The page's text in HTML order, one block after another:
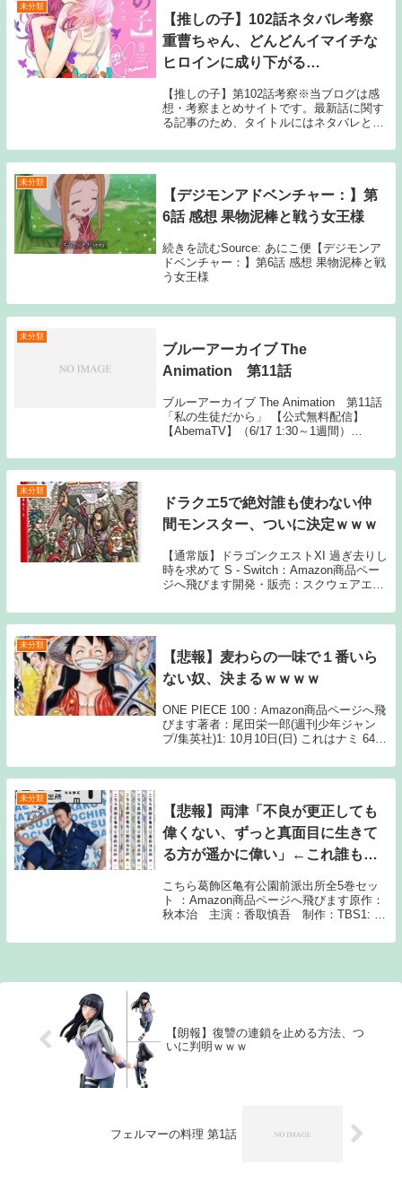
未分類
【推しの子】102話ネタバレ考察
重曹ちゃん、どんどんイマイチな
ヒロインに成り下がる…
【推しの子】第102話考察※当ブログは感
想・考察まとめサイトです。最新話に関す
る記事のため、タイトルにはネタバレと注
きおこしやスクリーンショットの画像、雑
誌発売前のネタバレ（早バレ）に該当する
未分類
【デジモンアドベンチャー：】第
6話 感想 果物泥棒と戦う女王様
続きを読むSource: あにこ便【デジモンア
ドベンチャー：】第6話 感想 果物泥棒と戦
う女王様
未分類
ブルーアーカイブ The
Animation 第11話
ブルーアーカイブ The Animation 第11話
「私の生徒だから」 【公式無料配信】
【AbemaTV】（6/17 1:30～1週間）
配信】 【U-NEXT】 Source: N...
未分類
ドラクエ5で絶対誰も使わない仲
間モンスター、ついに決定ｗｗｗ
【通常版】ドラゴンクエストXI 過ぎ去りし
時を求めて S - Switch：Amazon商品ペー
ジへ飛びます開発・販売：スクウェアエニ
無しさん 全キャラ使ったことある はい論
破 3: 名無しさ...
未分類
【悲報】麦わらの一味で１番いら
ない奴、決まるｗｗｗｗ
ONE PIECE 100：Amazon商品ページへ飛
びます著者：尾田栄一郎(週刊少年ジャン
プ/集英社)1: 10月10日(日) これはナミ 64:
ヒー 3: 10月10日(日...
未分類
【悲報】両津「不良が更正しても
偉くない、ずっと真面目に生きて
る方が遥かに偉い」←これ誰も反
こちら葛飾区亀有公園前派出所全5巻セッ
ト ：Amazon商品ページへ飛びます原作：
秋本治 主演：香取慎吾 制作：TBS1: 2
前派出所』 著者：秋本治(週刊少年ジャン
【朗報】復讐の連鎖を止める方法、つ
いに判明ｗｗｗ
フェルマーの料理 第1話